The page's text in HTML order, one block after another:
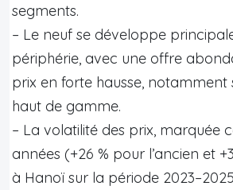
segments.
– Le neuf se développe
périphérie, avec une offre
prix en forte hausse, notamment
haut de gamme.
– La volatilité des prix, marquée
années (+26 % pour l’ancien et
à Hanoï sur la période